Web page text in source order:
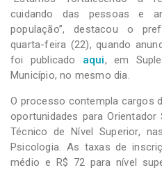
cuidando das pessoas e
população”, destacou o
quarta-feira (22), quando
foi publicado aqui, em
Município, no mesmo dia.
O processo contempla cargos
oportunidades para
Técnico de Nível Superior,
Psicologia. As taxas de
médio e R$ 72 para nível